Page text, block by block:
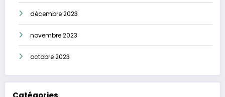
décembre 2023
novembre 2023
octobre 2023